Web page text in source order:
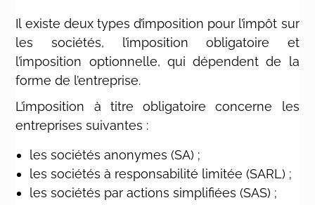
Il existe deux types d’imposition pour l’impôt sur
les sociétés, l’imposition obligatoire et
l’imposition optionnelle, qui dépendent de la
forme de l’entreprise.
L’imposition à titre obligatoire concerne les
entreprises suivantes :
les sociétés anonymes (SA) ;
les sociétés à responsabilité limitée (SARL) ;
les sociétés par actions simplifiées (SAS) ;